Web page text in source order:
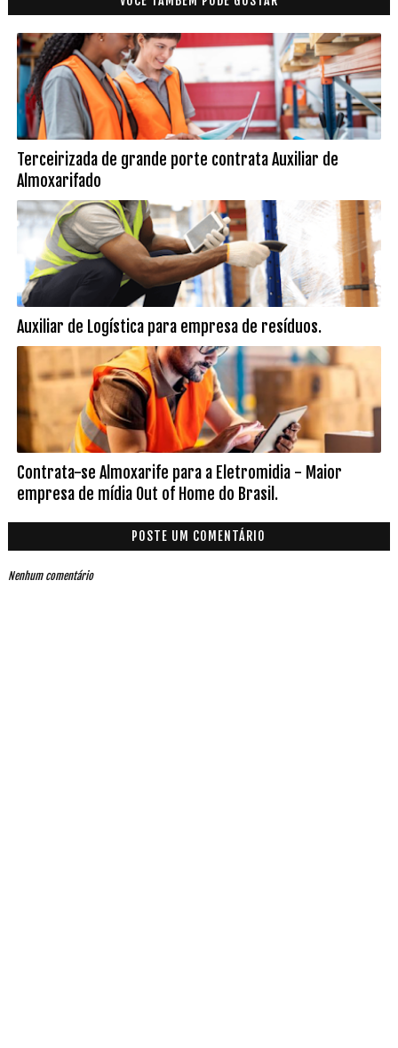
Terceirizada de grande porte contrata Auxiliar de
Almoxarifado
Auxiliar de Logística para empresa de resíduos.
Contrata-se Almoxarife para a Eletromidia - Maior
empresa de mídia Out of Home do Brasil.
POSTE UM COMENTÁRIO
Nenhum comentário